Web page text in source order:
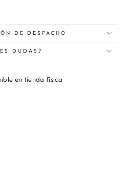
DE DESPACHO
DUDAS?
en tienda física